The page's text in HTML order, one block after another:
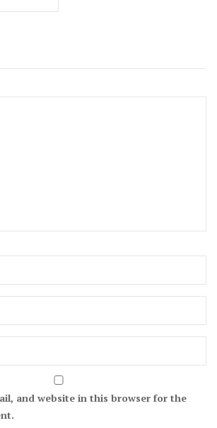
and website in this browser for the